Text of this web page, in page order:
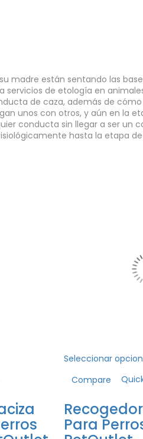
madre están sentando las
servicios de etología en
de caza, además de
unos con otros, y aún en la
conducta sin llegar a ser un
hasta la etapa
Seleccionar
Compare
Para